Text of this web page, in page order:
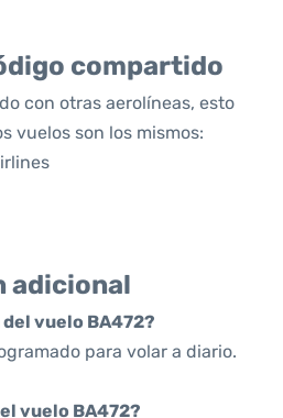
compartido
con otras aerolíneas, esto
vuelos son los mismos:
adicional
vuelo BA472?
para volar a diario.
vuelo BA472?